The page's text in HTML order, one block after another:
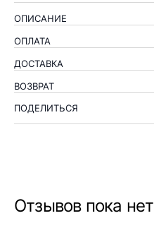
ОПИСАНИЕ
ОПЛАТА
ДОСТАВКА
ВОЗВРАТ
ПОДЕЛИТЬСЯ
Отзывов пока нет